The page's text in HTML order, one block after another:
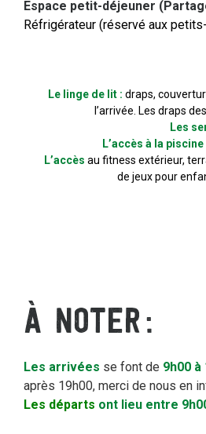
Espace petit-déjeuner
Réfrigérateur (réservé aux
Le linge de lit : draps,
l’arrivée. Les draps
Les
L’accès à la
L’accès au fitness extérieur,
de jeux pour
À NOTER
Les arrivées se font de 9h00 à
après 19h00, merci de nous en
Les départs ont lieu entre